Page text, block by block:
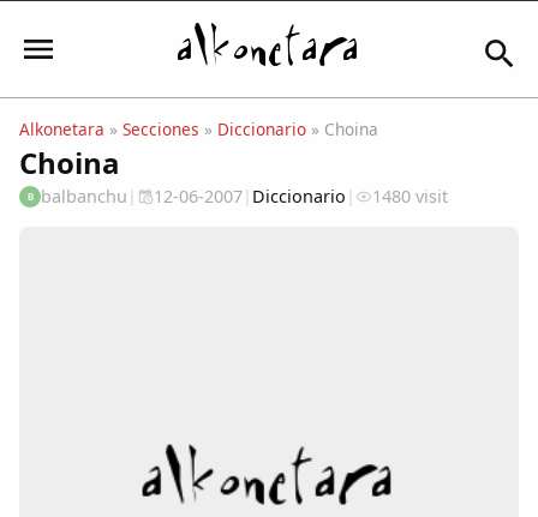
Iniciar sesión
Comunidad
Alkonetara » Secciones » Diccionario » Choina
Choina
B balbanchu | 12-06-2007| Diccionario | 1480 visit